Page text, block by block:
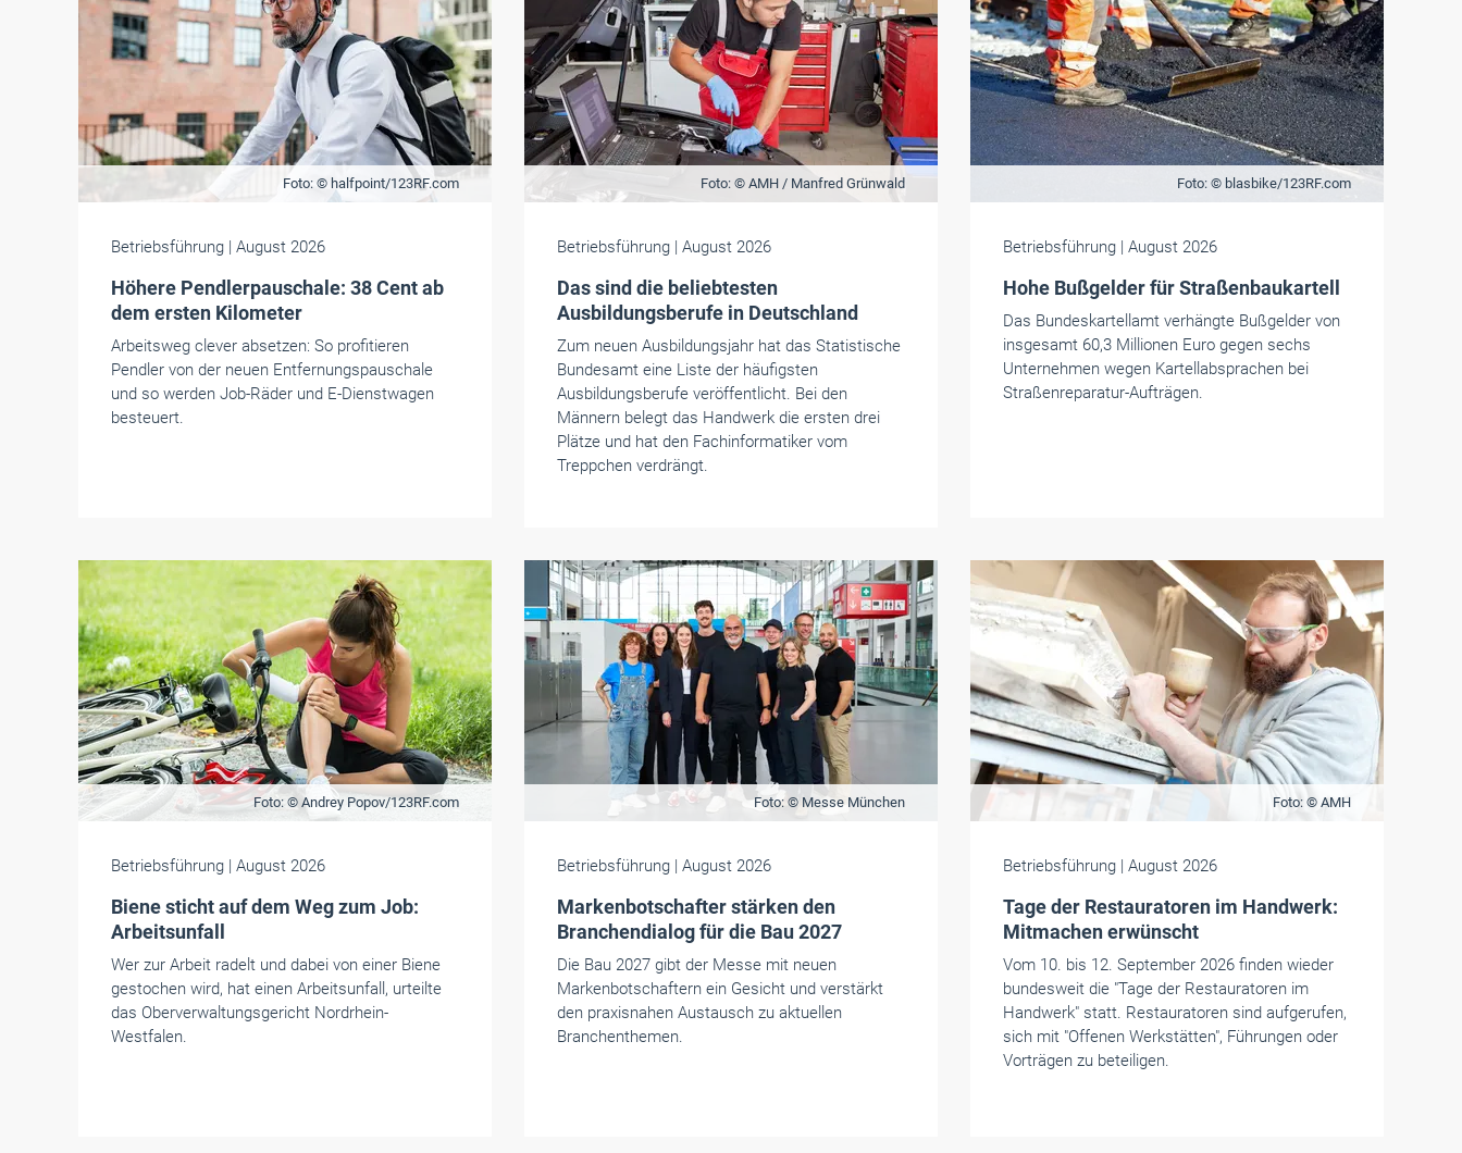
Foto: © halfpoint/123RF.com
Betriebsführung | August 2026
Höhere Pendlerpauschale: 38 Cent ab
dem ersten Kilometer
Arbeitsweg clever absetzen: So profitieren
Pendler von der neuen Entfernungspauschale
und so werden Job-Räder und E-Dienstwagen
besteuert.
Foto: © AMH / Manfred Grünwald
Betriebsführung | August 2026
Das sind die beliebtesten
Ausbildungsberufe in Deutschland
Zum neuen Ausbildungsjahr hat das Statistische
Bundesamt eine Liste der häufigsten
Ausbildungsberufe veröffentlicht. Bei den
Männern belegt das Handwerk die ersten drei
Plätze und hat den Fachinformatiker vom
Treppchen verdrängt.
Foto: © blasbike/123RF.com
Betriebsführung | August 2026
Hohe Bußgelder für Straßenbaukartell
Das Bundeskartellamt verhängte Bußgelder von
insgesamt 60,3 Millionen Euro gegen sechs
Unternehmen wegen Kartellabsprachen bei
Straßenreparatur-Aufträgen.
Foto: © Andrey Popov/123RF.com
Betriebsführung | August 2026
Biene sticht auf dem Weg zum Job:
Arbeitsunfall
Wer zur Arbeit radelt und dabei von einer Biene
gestochen wird, hat einen Arbeitsunfall, urteilte
das Oberverwaltungsgericht Nordrhein-
Westfalen.
Foto: © Messe München
Betriebsführung | August 2026
Markenbotschafter stärken den
Branchendialog für die Bau 2027
Die Bau 2027 gibt der Messe mit neuen
Markenbotschaftern ein Gesicht und verstärkt
den praxisnahen Austausch zu aktuellen
Branchenthemen.
Foto: © AMH
Betriebsführung | August 2026
Tage der Restauratoren im Handwerk:
Mitmachen erwünscht
Vom 10. bis 12. September 2026 finden wieder
bundesweit die "Tage der Restauratoren im
Handwerk" statt. Restauratoren sind aufgerufen,
sich mit "Offenen Werkstätten", Führungen oder
Vorträgen zu beteiligen.